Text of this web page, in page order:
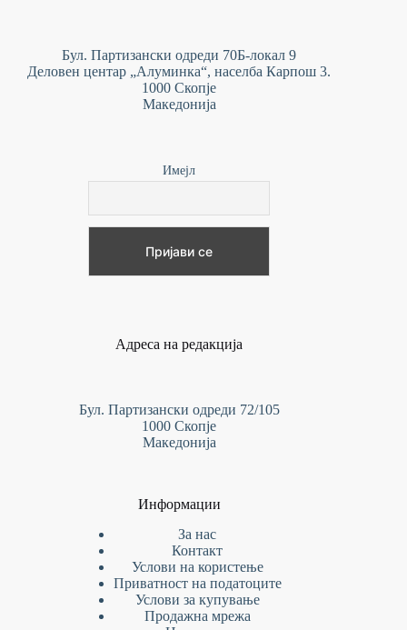
Бул. Партизански одреди 70Б-локал 9
Деловен центар „Алуминка“, населба Карпош 3.
1000 Скопје
Македонија
Имејл
Адреса на редакција
Бул. Партизански одреди 72/105
1000 Скопје
Македонија
Информации
За нас
Контакт
Услови на користење
Приватност на податоците
Услови за купување
Продажна мрежа